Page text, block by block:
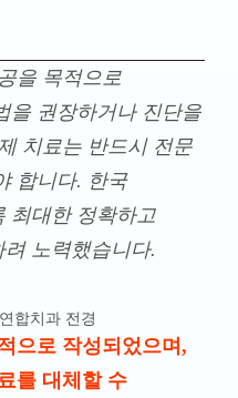
을 목적으로
을 권장하거나 진단을
치료는 반드시 전문
합니다. 한국
최대한 정확하고
노력했습니다.
으로 작성되었으며,
를 대체할 수